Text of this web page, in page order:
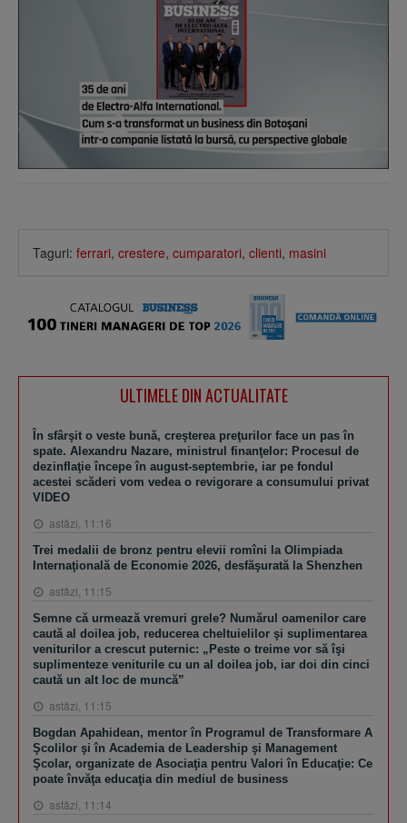
Taguri: ferrari, crestere, cumparatori, clienti, masini
ULTIMELE DIN ACTUALITATE
În sfârşit o veste bună, creşterea preţurilor face un pas în
spate. Alexandru Nazare, ministrul finanţelor: Procesul de
dezinflaţie începe în august-septembrie, iar pe fondul
acestei scăderi vom vedea o revigorare a consumului privat
VIDEO
astăzi, 11:16
Trei medalii de bronz pentru elevii romîni la Olimpiada
Internaţională de Economie 2026, desfăşurată la Shenzhen
astăzi, 11:15
Semne că urmează vremuri grele? Numărul oamenilor care
caută al doilea job, reducerea cheltuielilor şi suplimentarea
veniturilor a crescut puternic: „Peste o treime vor să îşi
suplimenteze veniturile cu un al doilea job, iar doi din cinci
caută un alt loc de muncă”
astăzi, 11:15
Bogdan Apahidean, mentor în Programul de Transformare A
Şcolilor şi în Academia de Leadership şi Management
Şcolar, organizate de Asociaţia pentru Valori în Educaţie: Ce
poate învăţa educaţia din mediul de business
astăzi, 11:14